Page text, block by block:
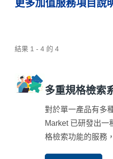
更多加值服務項目說
結果 1 - 4 的 4
多重規格檢索
對於單一產品有多
Market 已研發出一
格檢索功能的服務